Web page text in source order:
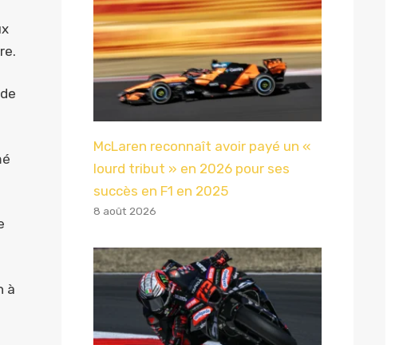
à
McLaren reconnaît avoir payé un «
lourd tribut » en 2026 pour ses
succès en F1 en 2025
8 août 2026